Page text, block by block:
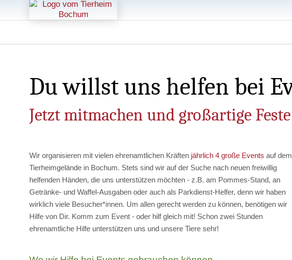
Du willst uns helfen bei
Jetzt mitmachen und großartige
Wir organisieren mit vielen ehrenamtlichen Kräften jährlich 4 große Events auf dem
Tierheimgelände in Bochum. Stets sind wir auf der Suche nach neuen freiwillig
helfenden Händen, die uns unterstützen möchten - z.B. am Pommes-Stand, an
Getränke- und Waffel-Ausgaben oder auch als Parkdienst-Helfer, denn wir haben
wirklich viele Besucher*innen. Um allen gerecht werden zu können, benötigen wir
Hilfe von Dir. Komm zum Event - oder hilf gleich mit! Schon zwei Stunden
ehrenamtliche Hilfe unterstützen uns und unsere Tiere sehr!